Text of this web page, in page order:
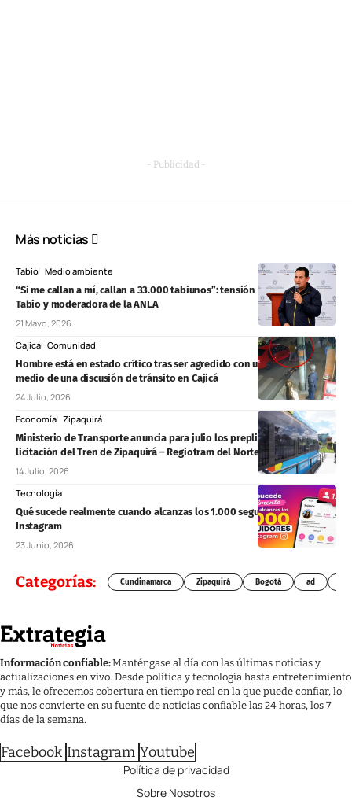
- Publicidad -
Más noticias
Tabio Medio ambiente
“Si me callan a mí, callan a 33.000 tabiunos”: tensión entre alcalde de
Tabio y moderadora de la ANLA
21 Mayo, 2026
Cajicá Comunidad
Hombre está en estado crítico tras ser agredido con una varilla en
medio de una discusión de tránsito en Cajicá
24 Julio, 2026
Economía Zipaquirá
Ministerio de Transporte anuncia para julio los prepliegos de la
licitación del Tren de Zipaquirá – Regiotram del Norte
14 Julio, 2026
Tecnología
Qué sucede realmente cuando alcanzas los 1.000 seguidores en
Instagram
23 Junio, 2026
Categorías: Cundinamarca Zipaquirá Bogotá ad
Información confiable:Manténgase al día con las últimas noticias y
actualizaciones en vivo. Desde política y tecnología hasta entretenimiento
y más, le ofrecemos cobertura en tiempo real en la que puede confiar, lo
que nos convierte en su fuente de noticias confiable las 24 horas, los 7
días de la semana.
Facebook Instagram Youtube
Política de privacidad
Sobre Nosotros